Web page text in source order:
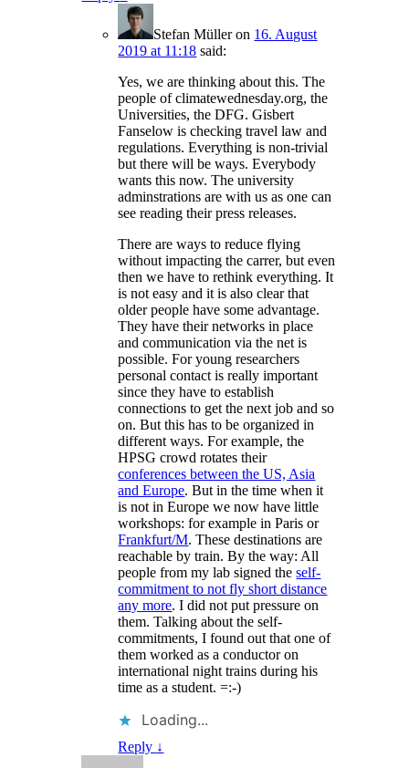
Stefan Mülleron 16. August
2019 at 11:18 said:
Yes, we are thinking about this. The
people of climatewednesday.org, the
Universities, the DFG. Gisbert
Fanselow is checking travel law and
regulations. Everything is non-trivial
but there will be ways. Everybody
wants this now. The university
adminstrations are with us as one can
see reading their press releases.
There are ways to reduce flying
without impacting the carrer, but even
then we have to rethink everything. It
is not easy and it is also clear that
older people have some advantage.
They have their networks in place
and communication via the net is
possible. For young researchers
personal contact is really important
since they have to establish
connections to get the next job and so
on. But this has to be organized in
different ways. For example, the
HPSG crowd rotates their
conferences between the US, Asia
and Europe. But in the time when it
is not in Europe we now have little
workshops: for example in Paris or
Frankfurt/M. These destinations are
reachable by train. By the way: All
people from my lab signed theself-
commitment to not fly short distance
any more. I did not put pressure on
them. Talking about the self-
commitments, I found out that one of
them worked as a conductor on
international night trains during his
time as a student. =:-)
Loading...
Reply ↓